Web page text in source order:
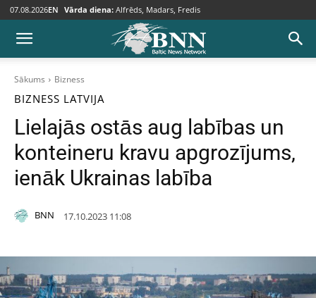
07.08.2026EN Vārda diena: Alfrēds, Madars, Fredis
Sākums Bizness
BIZNESS LATVIJA
Lielajās ostās aug labības un
konteineru kravu apgrozījums,
ienāk Ukrainas labība
BNN 17.10.2023 11:08